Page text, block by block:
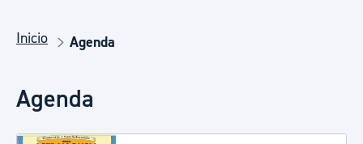
Inicio Agenda
Agenda